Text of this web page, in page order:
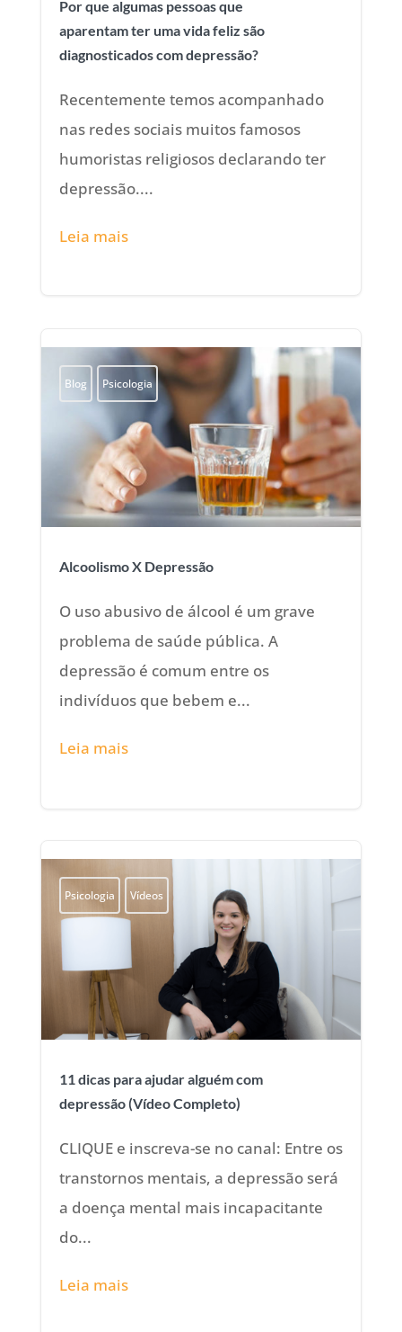
Por que algumas pessoas que
aparentam ter uma vida feliz são
diagnosticados com depressão?
Recentemente temos acompanhado
nas redes sociais muitos famosos
humoristas religiosos declarando ter
depressão....
Leia mais
Blog Psicologia
Alcoolismo X Depressão
O uso abusivo de álcool é um grave
problema de saúde pública. A
depressão é comum entre os
indivíduos que bebem e...
Leia mais
Psicologia Vídeos
11 dicas para ajudar alguém com
depressão (Vídeo Completo)
CLIQUE e inscreva-se no canal: Entre os
transtornos mentais, a depressão será
a doença mental mais incapacitante
do...
Leia mais